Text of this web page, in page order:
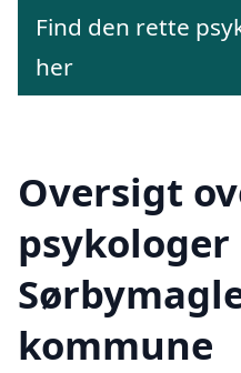
Find den rette
her
Oversigt
psykologer
kommune